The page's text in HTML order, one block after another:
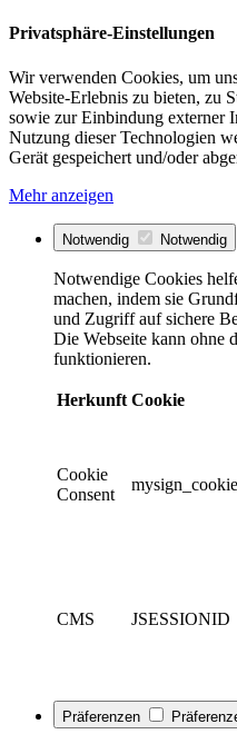
Privatsphäre-Einstellungen
Wir verwenden Cookies, um
Website-Erlebnis zu bieten, zu
sowie zur Einbindung externer
Nutzung dieser Technologien
Gerät gespeichert und/oder
Mehr anzeigen
Notwendig Notwendig
Notwendige Cookies
machen, indem sie
und Zugriff auf sichere
Die Webseite kann ohne
funktionieren.
Herkunft Cookie
Cookie
Consent
CMS JSESSIONID
Präferenzen